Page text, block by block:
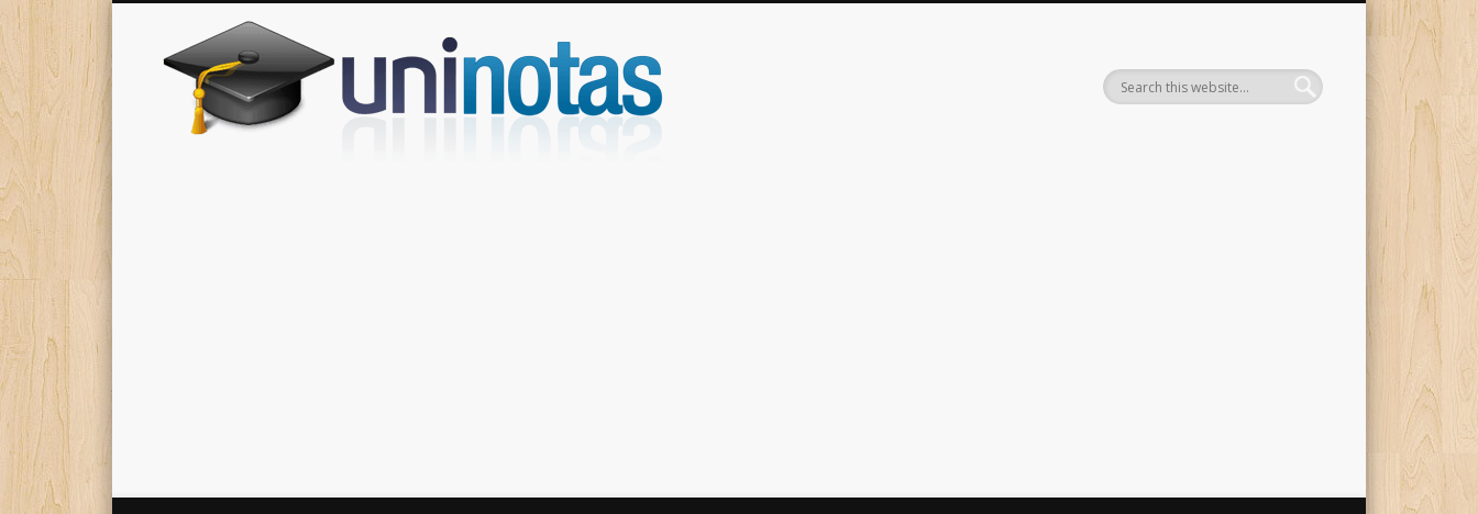
Donde encontrarás todas los apuntes de tu carrera